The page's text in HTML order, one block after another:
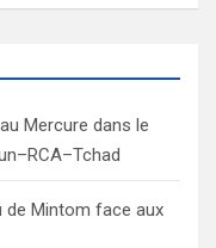
Mercure dans le
de Mintom face aux